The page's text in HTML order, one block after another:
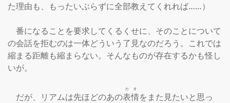
た理由も、もったいぶらずに全部教えてくれれば……）
番になることを要求してくるくせに、そのことについて
の会話を拒むのは一体どういう了見なのだろう。これでは
縮まる距離も縮まらない。そんなものが存在するかも怪し
いが。
だが、リアムは先ほどのあの表情
カオ
をまた見たいと思っ